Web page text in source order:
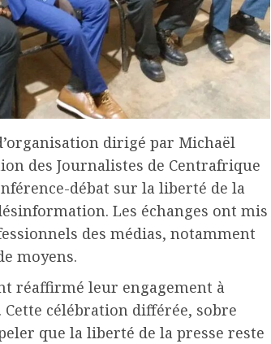
dirigé par Michaël
des Journalistes de Centrafrique
débat sur la liberté de la
Les échanges ont mis
des médias, notamment
moyens.
réaffirmé leur engagement à
célébration différée, sobre
que la liberté de la presse reste